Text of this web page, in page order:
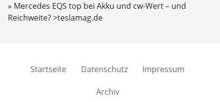
Mercedes EQS top bei Akku und cw-Wert – und
Reichweite? >teslamag.de
Startseite Datenschutz Impressum
Archiv